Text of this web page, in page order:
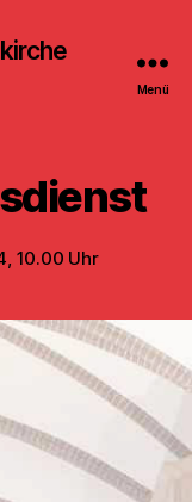
Menü
10.00 Uhr